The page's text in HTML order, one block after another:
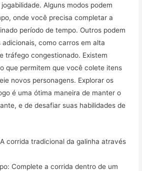
Alguns modos podem
onde você precisa completar a
período de tempo. Outros podem
como carros em alta
tráfego congestionado. Existem
que permitem que você colete itens
novos personagens. Explorar os
é uma ótima maneira de manter o
e de desafiar suas habilidades de
corrida tradicional da galinha através
Complete a corrida dentro de um